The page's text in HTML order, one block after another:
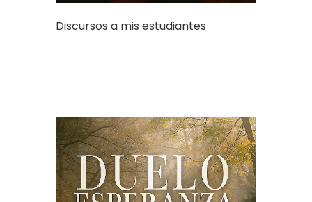
Discursos a mis estudiantes